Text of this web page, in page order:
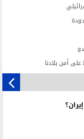
أمن بلادنا